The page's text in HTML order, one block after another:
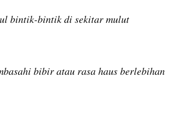
bintik-bintik di sekitar mulut
bibir atau rasa haus berlebihan